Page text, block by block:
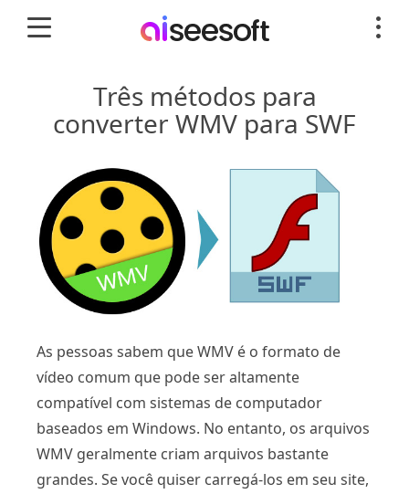
Três métodos para
converter WMV para SWF
As pessoas sabem que WMV é o formato de
vídeo comum que pode ser altamente
compatível com sistemas de computador
baseados em Windows. No entanto, os arquivos
WMV geralmente criam arquivos bastante
grandes. Se você quiser carregá-los em seu site,